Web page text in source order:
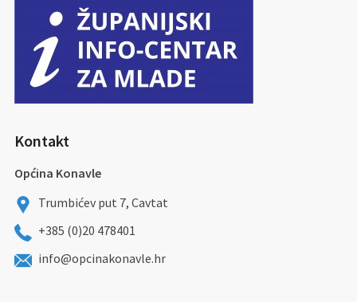
Kontakt
Općina Konavle
Trumbićev put 7, Cavtat
+385 (0)20 478401
info@opcinakonavle.hr